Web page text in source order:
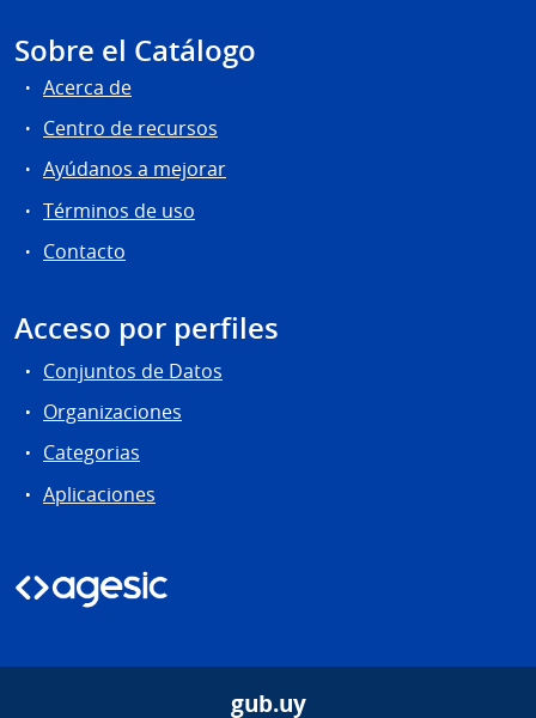
Sobre el Catálogo
Acerca de
Centro de recursos
Ayúdanos a mejorar
Términos de uso
Contacto
Acceso por perfiles
Conjuntos de Datos
Organizaciones
Categorias
Aplicaciones
gub.uy